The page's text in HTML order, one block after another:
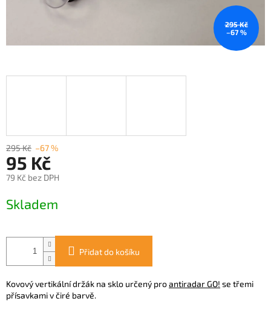
295 Kč
–67 %
295 Kč –67 %
95 Kč
79 Kč bez DPH
cena:
Skladem
Přidat do košíku
Kovový vertikální držák na sklo určený proantiradar GO! se třemi
přísavkami v čiré barvě.